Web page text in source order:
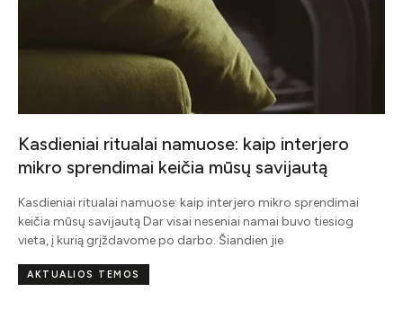
ritualai namuose: kaip interjero
sprendimai keičia mūsų savijautą
ritualai namuose: kaip interjero mikro sprendimai
mūsų savijautą Dar visai neseniai namai buvo tiesiog
į kurią grįždavome po darbo. Šiandien jie
TEMOS